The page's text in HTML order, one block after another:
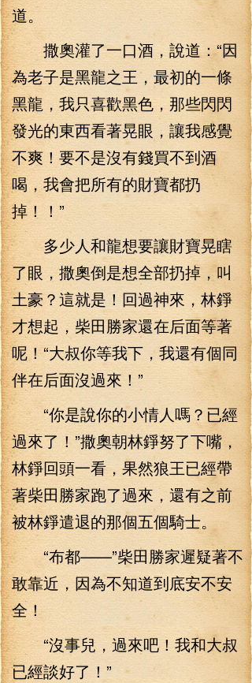
道。
撒奧灌了一口酒，說道：“因
為老子是黑龍之王，最初的一條
黑龍，我只喜歡黑色，那些閃閃
發光的東西看著晃眼，讓我感覺
不爽！要不是沒有錢買不到酒
喝，我會把所有的財寶都扔
掉！！”
多少人和龍想要讓財寶晃瞎
了眼，撒奧倒是想全部扔掉，叫
土豪？這就是！回過神來，林錚
才想起，柴田勝家還在后面等著
呢！“大叔你等我下，我還有個同
伴在后面沒過來！”
“你是說你的小情人嗎？已經
過來了！”撒奧朝林錚努了下嘴，
林錚回頭一看，果然狼王已經帶
著柴田勝家跑了過來，還有之前
被林錚遣退的那個五個騎士。
“布都——”柴田勝家遲疑著不
敢靠近，因為不知道到底安不安
全！
“沒事兒，過來吧！我和大叔
已經談好了！”